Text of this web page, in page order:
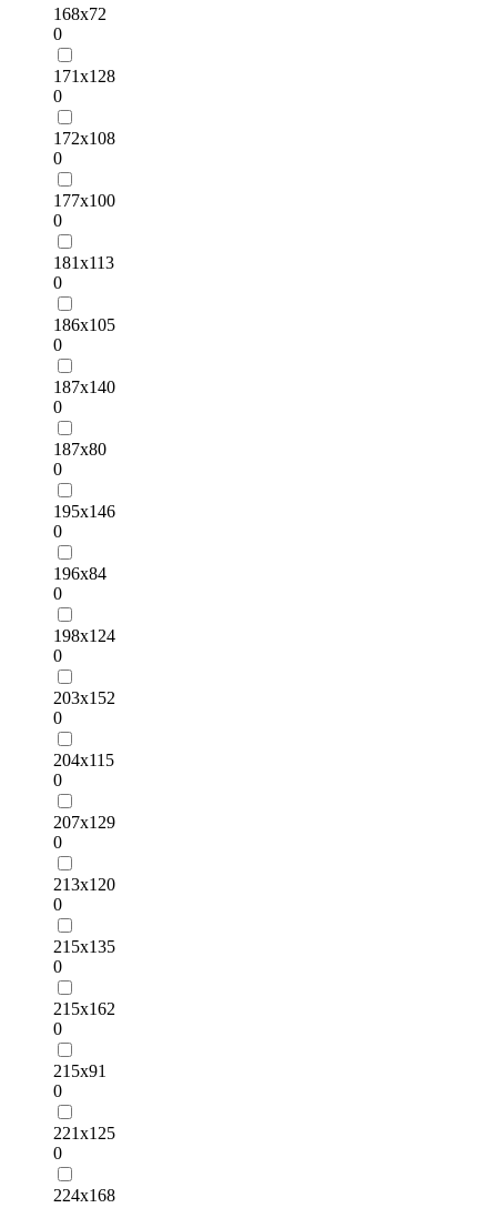
168х72
0
171х128
0
172х108
0
177х100
0
181х113
0
186х105
0
187х140
0
187х80
0
195х146
0
196х84
0
198х124
0
203х152
0
204х115
0
207х129
0
213х120
0
215х135
0
215х162
0
215х91
0
221х125
0
224х168